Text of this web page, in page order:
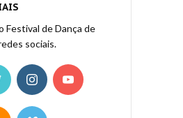
Festival de Dança de
sociais.